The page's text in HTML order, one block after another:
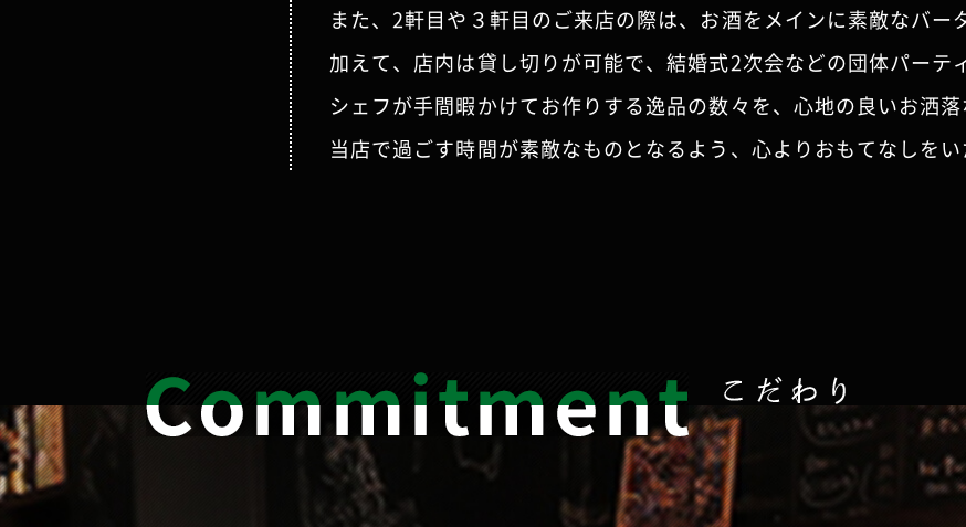
また、2軒目や３軒目のご来店の際は、お酒をメインに素敵なバー
加えて、店内は貸し切りが可能で、結婚式2次会などの団体パーテ
シェフが手間暇かけてお作りする逸品の数々を、心地の良いお洒
当店で過ごす時間が素敵なものとなるよう、心よりおもてなしをい